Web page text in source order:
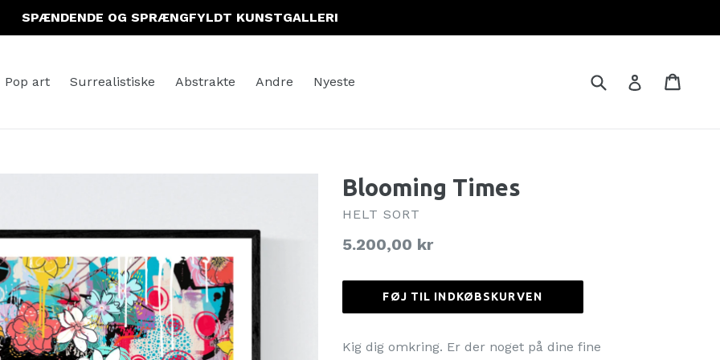
SPÆNDENDE OG SPRÆNGFYLDT KUNSTGALLERI
Pop art Surrealistiske Abstrakte Andre Nyeste Brug Log ind
Blooming Times
HELT SORT
Normalpris
5.200,00 kr
FØJ TIL INDKØBSKURVEN
Kig dig omkring. Er der noget på dine fine